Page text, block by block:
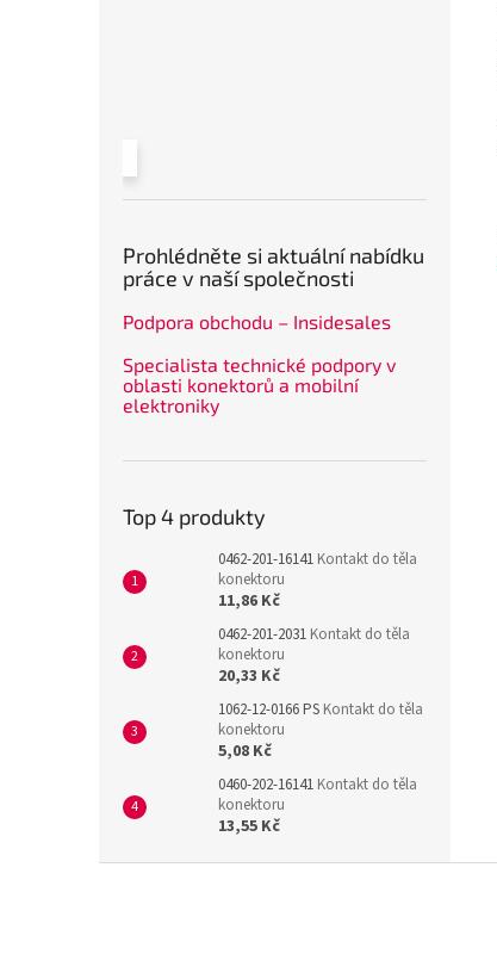
Prohlédněte si aktuální nabídku
práce v naší společnosti
Podpora obchodu – Insidesales
Specialista technické podpory v
oblasti konektorů a mobilní
elektroniky
Top 4 produkty
0462-201-16141 Kontakt do těla
konektoru
11,86 Kč
0462-201-2031 Kontakt do těla
konektoru
20,33 Kč
1062-12-0166 PS Kontakt do těla
konektoru
5,08 Kč
0460-202-16141 Kontakt do těla
konektoru
13,55 Kč